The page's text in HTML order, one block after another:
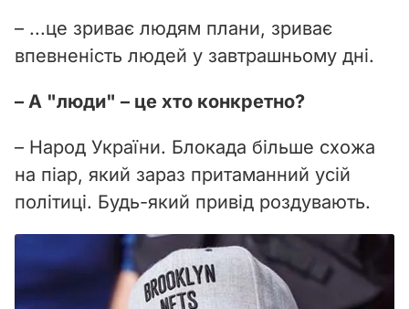
– ...це зриває людям плани, зриває
впевненість людей у завтрашньому дні.
– А "люди" – це хто конкретно?
– Народ України. Блокада більше схожа
на піар, який зараз притаманний усій
політиці. Будь-який привід роздувають.